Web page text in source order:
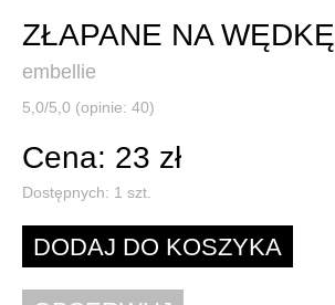
ZŁAPANE NA WĘDKĘ
embellie
5,0/5,0 (opinie: 40)
Cena: 23 zł
Dostępnych: 1 szt.